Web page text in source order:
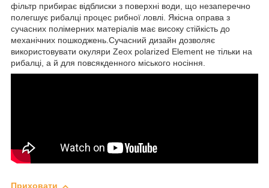
фільтр прибирає відблиски з поверхні води, що незаперечно
полегшує рибалці процес рибної ловлі. Якісна оправа з
сучасних полімерних матеріалів має високу стійкість до
механічних пошкоджень.Сучасний дизайн дозволяє
використовувати окуляри Zeox polarized Element не тільки на
рибалці, а й для повсякденного міського носіння.
Приховати